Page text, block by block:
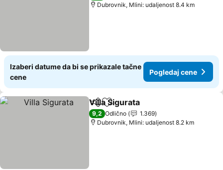
Dubrovnik, Mlini: udaljenost 8.4 km
Izaberi datume da bi se prikazale tačne
cene
Pogledaj cene
Deli Dodati u favorite
Villa Sigurata
9,2 Odlično
1.369
Dubrovnik, Mlini: udaljenost 8.2 km